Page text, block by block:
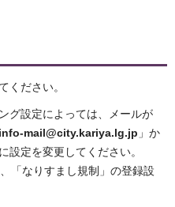
ください。
グ設定によっては、メールが
info-mail@city.kariya.lg.jp 」か
設定を変更してください。
「なりすまし規制」の登録設